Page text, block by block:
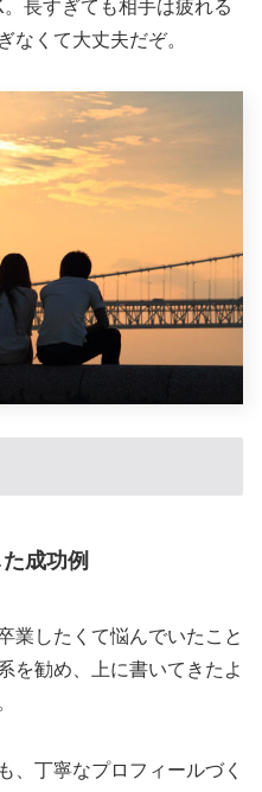
長すぎても相手は疲れる
なくて大丈夫だぞ。
成功例
業したくて悩んでいたこと
を勧め、上に書いてきたよ
、丁寧なプロフィールづく